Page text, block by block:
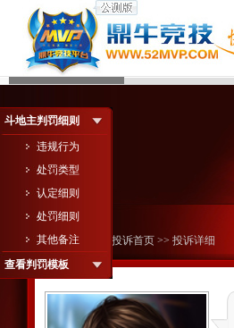
斗地主判罚细则
违规行为
处罚类型
认定细则
处罚细则
其他备注
查看判罚模板
您现在的位置： 投诉首页 >> 投诉详细